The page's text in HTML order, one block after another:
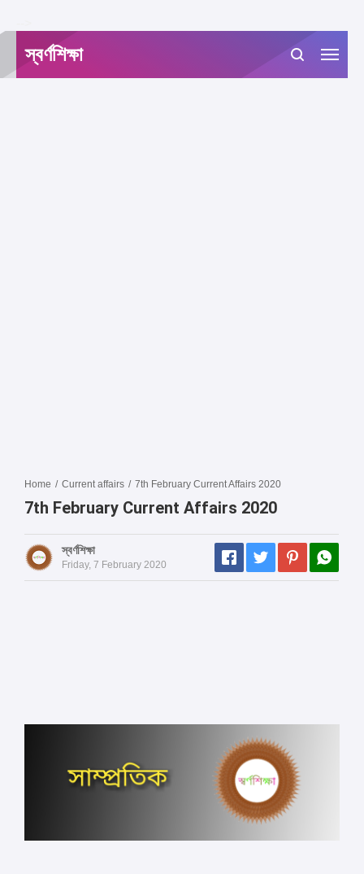
স্বর্ণশিক্ষা
Home / Current affairs / 7th February Current Affairs 2020
7th February Current Affairs 2020
স্বর্ণশিক্ষা
Friday, 7 February 2020